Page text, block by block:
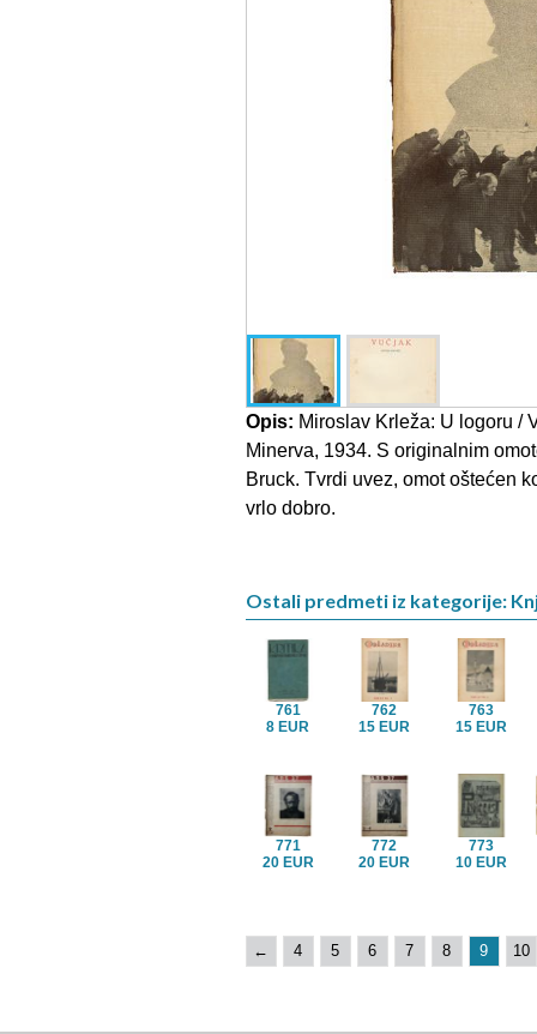
Opis: Miroslav Krleža: U logoru /
Minerva, 1934. S originalnim
Bruck. Tvrdi uvez, omot oštećen
vrlo dobro.
Ostali predmeti iz kategorije:
761
8 EUR
762
15 EUR
763
15 EUR
771
20 EUR
772
20 EUR
773
10 EUR
← 4 5 6 7 8 9 10